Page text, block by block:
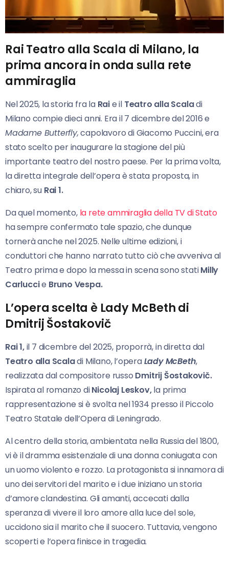
Rai Teatro alla Scala di Milano, la
prima ancora in onda sulla rete
ammiraglia
Nel 2025, la storia fra la Raie il Teatro alla Scaladi
Milano compie dieci anni. Era il 7 dicembre del 2016 e
Madame Butterfly,capolavoro di Giacomo Puccini, era
stato scelto per inaugurare la stagione del più
importante teatro del nostro paese. Per la prima volta,
la diretta integrale dell’opera è stata proposta, in
chiaro, su Rai 1.
Da quel momento, la rete ammiraglia della TV di Stato
ha sempre confermato tale spazio, che dunque
tornerà anche nel 2025. Nelle ultime edizioni, i
conduttori che hanno narrato tutto ciò che avveniva al
Teatro prima e dopo la messa in scena sono statiMilly
Carluccie Bruno Vespa.
L’opera scelta è Lady McBeth di
Dmitrij Šostakovič
Rai 1,il 7 dicembre del 2025, proporrà, in diretta dal
Teatro alla Scaladi Milano, l’operaLady McBeth,
realizzata dal compositore russo Dmitrij Šostakovič.
Ispirata al romanzo diNicolaj Leskov,la prima
rappresentazione si è svolta nel 1934 presso il Piccolo
Teatro Statale dell’Opera di Leningrado.
Al centro della storia, ambientata nella Russia del 1800,
vi è il dramma esistenziale di una donna coniugata con
un uomo violento e rozzo. La protagonista si innamora di
uno dei servitori del marito e i due iniziano un storia
d’amore clandestina. Gli amanti, accecati dalla
speranza di vivere il loro amore alla luce del sole,
uccidono sia il marito che il suocero. Tuttavia, vengono
scoperti e l’opera finisce in tragedia.